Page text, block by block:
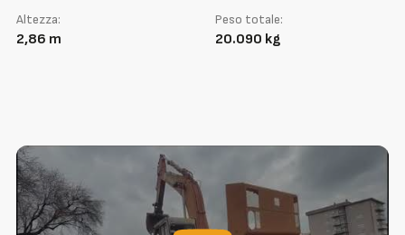
Altezza:
2,86 m
Peso totale:
20.090 kg